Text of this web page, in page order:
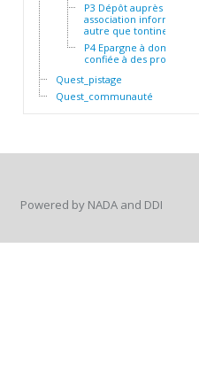
P3 Dépôt auprès d'une
association informelle
autre que tontine
P4 Epargne à domicile ou
confiée à des proches
Quest_pistage
Quest_communauté
Powered by NADA and DDI